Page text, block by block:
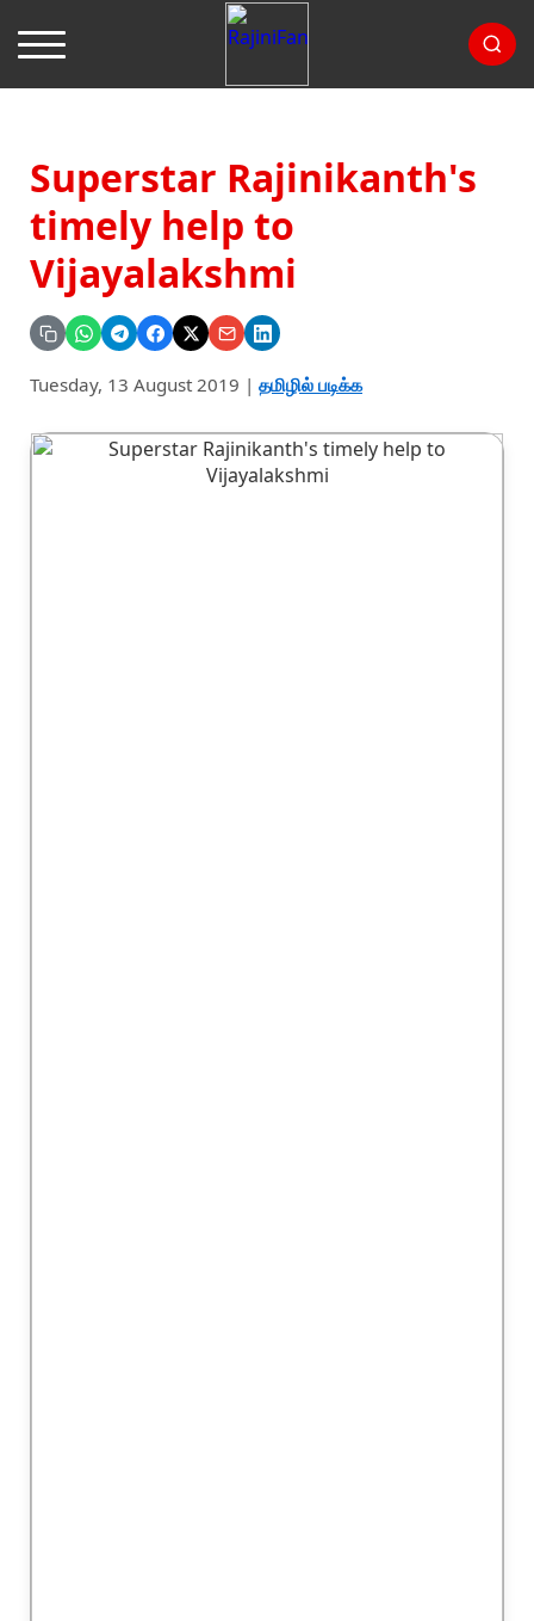
Superstar Rajinikanth's
timely help to
Vijayalakshmi
Tuesday, 13 August 2019 | தமிழில் படிக்க